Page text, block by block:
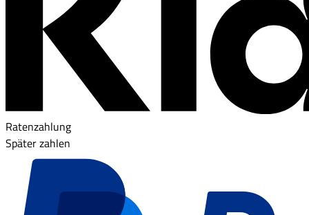
Ratenzahlung
Später zahlen